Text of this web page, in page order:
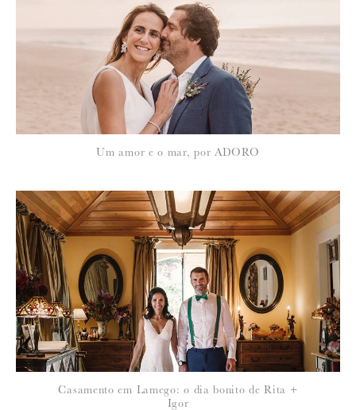
Para saber como tratamos e protegemos os seus dados, leia a nossa
Um amor e o mar, por ADORO
Casamento em Lamego: o dia bonito de Rita +
Igor